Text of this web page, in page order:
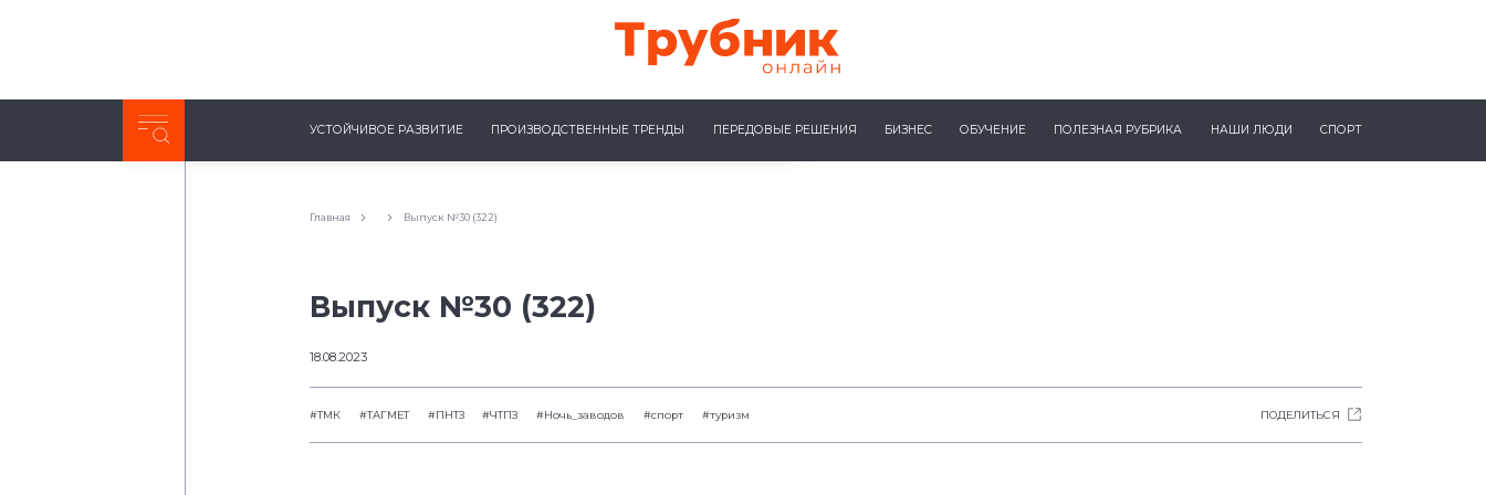
Неделя с ТМК. Выпуск №27 (225)
УСТОЙЧИВОЕ РАЗВИТИЕ ПРОИЗВОДСТВЕННЫЕ ТРЕНДЫ ПЕРЕДОВЫЕ РЕШЕНИЯ БИЗНЕС ОБУЧЕНИЕ ПОЛЕЗНАЯ РУБРИКА НАШИ ЛЮДИ СПОРТ
Главная Выпуск №30 (322)
Выпуск №30 (322)
18.08.2023
#ТМК #ТАГМЕТ #ПНТЗ #ЧТПЗ #Ночь_заводов #спорт #туризм ПОДЕЛИТЬСЯ